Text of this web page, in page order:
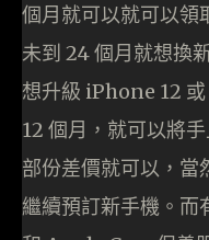
個月就可以就可以
未到 24 個月就想換
想升級 iPhone 12
12 個月，就可以將
部份差價就可以，當
繼續預訂新手機。而